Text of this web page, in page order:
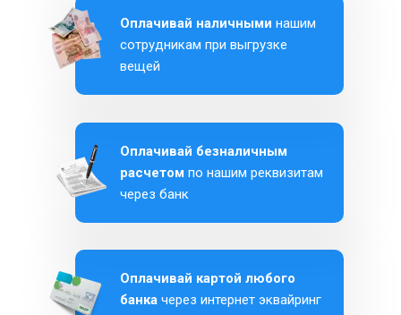
Оплачивай картой любого
банка через интернет эквайринг
Оплачивай безналичным
расчетом по нашим реквизитам
через банк
Оплачивай наличными нашим
сотрудникам при выгрузке
вещей